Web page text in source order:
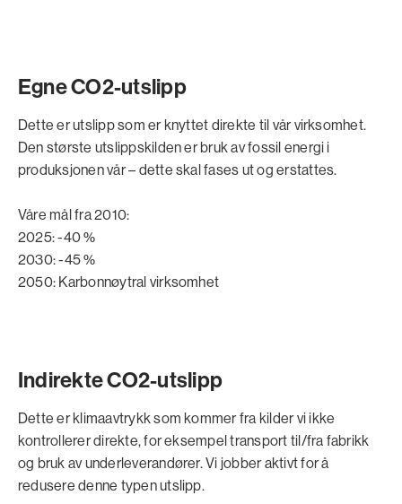
Egne CO2-utslipp
Dette er utslipp som er knyttet direkte til vår virksomhet.
Den største utslippskilden er bruk av fossil energi i
produksjonen vår – dette skal fases ut og erstattes.
Våre mål fra 2010:
2025: -40 %
2030: -45 %
2050: Karbonnøytral virksomhet
Indirekte CO2-utslipp
Dette er klimaavtrykk som kommer fra kilder vi ikke
kontrollerer direkte, for eksempel transport til/fra fabrikk
og bruk av underleverandører. Vi jobber aktivt for å
redusere denne typen utslipp.